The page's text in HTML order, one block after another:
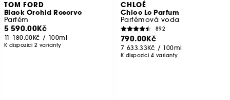
TOM FORD
Black Orchid Reserve
Parfém
5 590.00Kč
11 180.00Kč / 100ml
K dispozici 2 varianty
CHLOÉ
Chloe Le Parfum
Parfémová voda
892
790.00Kč
7 633.33Kč / 100ml
K dispozici 4 varianty